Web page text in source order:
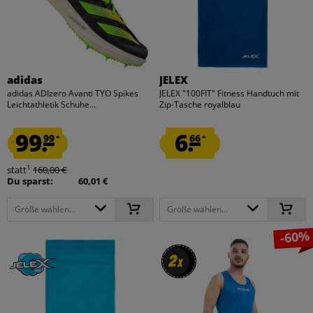
adidas
adidas ADIzero Avanti TYO Spikes
Leichtathletik Schuhe...
99.99*
statt1 160,00 €
Du sparst:
60,01 €
Größe wählen...
JELEX
JELEX "100FIT" Fitness Handtuch mit
Zip-Tasche royalblau
6.66*
Größe wählen...
2x
2x
-60%